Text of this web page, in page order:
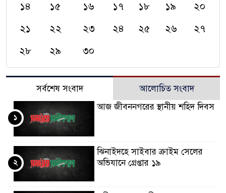
১৪
১৫ ১৬ ১৭ ১৮ ১৯
২০
২১
২২ ২৩ ২৪ ২৫ ২৬
২৭
২৮
২৯ ৩০
সর্বশেষ সংবাদ
আলোচিত সংবাদ
আজ জীবননগরের স্থানীয় শহিদ দিবস
১
ঝিনাইদহে সাইবার ক্রাইম সেলের
অভিযানে গ্রেপ্তার ১৯
২